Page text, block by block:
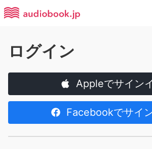
ログイン
Appleでサイン
Facebookでサイ